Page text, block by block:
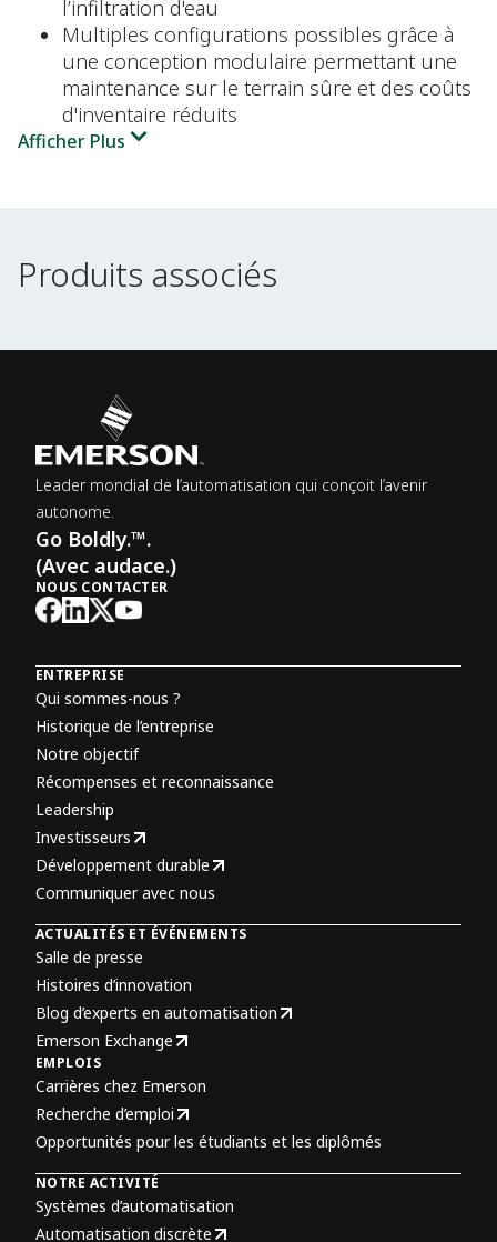
l’infiltration d'eau
Multiples configurations possibles grâce à
une conception modulaire permettant une
maintenance sur le terrain sûre et des coûts
d'inventaire réduits
Afficher Plus
Produits associés
Produits associés
Leader mondial de l’automatisation qui conçoit l’avenir
autonome.
Go Boldly.™.
(Avec audace.)
NOUS CONTACTER
ENTREPRISE
Qui sommes-nous ?
Historique de l’entreprise
Notre objectif
Récompenses et reconnaissance
Leadership
Investisseurs
Développement durable
Communiquer avec nous
ACTUALITÉS ET ÉVÉNEMENTS
Salle de presse
Histoires d’innovation
Blog d’experts en automatisation
Emerson Exchange
EMPLOIS
Carrières chez Emerson
Recherche d’emploi
Opportunités pour les étudiants et les diplômés
NOTRE ACTIVITÉ
Systèmes d’automatisation
Automatisation discrète